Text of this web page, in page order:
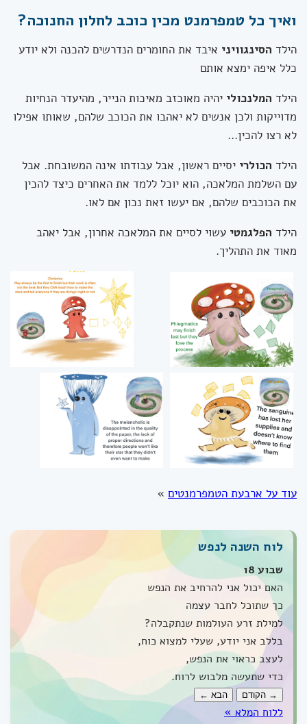
ואיך כל טמפרמנט מכין כוכב לחלון החנוכה?
הילד הסינגוויני איבד את החומרים הנדרשים להכנה ולא יודע
כלל איפה ימצא אותם
הילד המלנכולי יהיה מאוכזב מאיכות הנייר, מהיעדר הנחיות
מדוייקות ולכן אנשים לא יאהבו את הכוכב שלהם, שאותו אפילו
לא רצו להכין...
הילד הכולרי יסיים ראשון, אבל עבודתו אינה המשובחת. אבל
עם השלמת המלאכה, הוא יוכל ללמד את האחרים כיצד להכין
את הכוכבים שלהם, אם יעשו זאת נכון אם לאו.
הילד הפלגמטי עשוי לסיים את המלאכה אחרון, אבל יאהב
מאוד את התהליך.
עוד על ארבעת הטמפרמנטים »
לוח השנה לנפש
שבוע 18
האם יכול אני להרחיב את הנפש
כך שתוכל לחבר עצמה
למילת זרע העולמות שנתקבלה?
בללב אני יודע, שעלי למצוא כוח,
לעצב כראוי את הנפש,
כדי שתעשה מלבוש לרוח.
→ הקודם הבא ←
ללוח המלא »